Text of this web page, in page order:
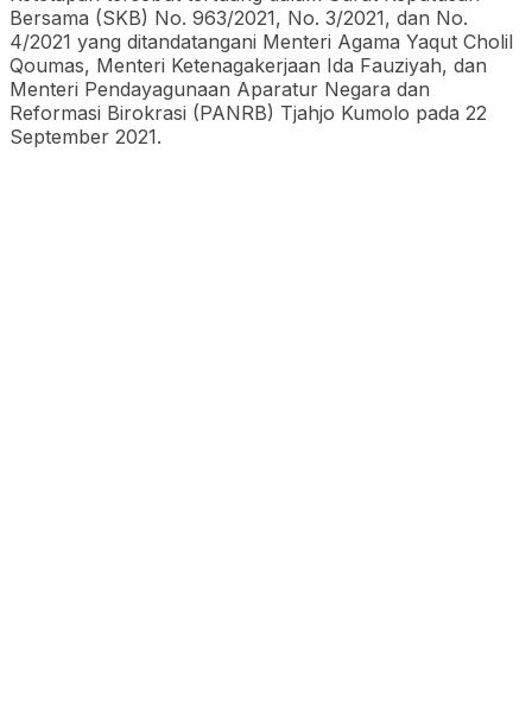
Bersama (SKB) No. 963/2021, No. 3/2021, dan No.
4/2021 yang ditandatangani Menteri Agama Yaqut Cholil
Qoumas, Menteri Ketenagakerjaan Ida Fauziyah, dan
Menteri Pendayagunaan Aparatur Negara dan
Reformasi Birokrasi (PANRB) Tjahjo Kumolo pada 22
September 2021.